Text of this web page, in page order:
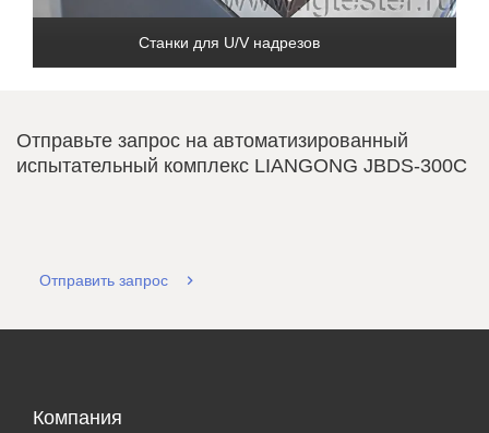
Станки для U/V надрезов
Отправьте запрос на автоматизированный
испытательный комплекс LIANGONG JBDS-300C
Отправить запрос
Компания